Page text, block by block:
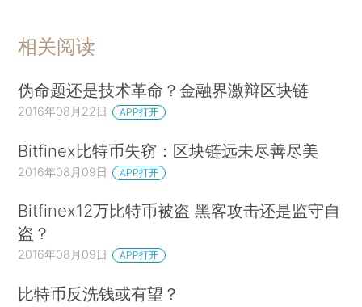
相关阅读
伪命题还是技术革命？金融界激辩区块链
2016年08月22日 APP打开
Bitfinex比特币失窃：区块链远未尽善尽美
2016年08月09日 APP打开
Bitfinex12万比特币被盗 黑客攻击还是监守自
盗？
2016年08月09日 APP打开
比特币反洗钱或有望？